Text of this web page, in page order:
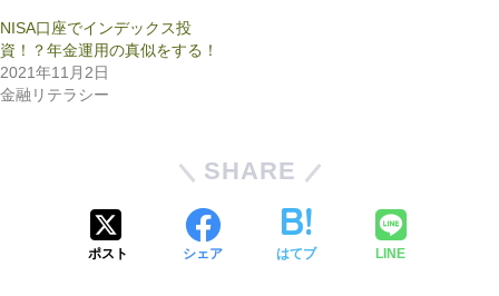
NISA口座でインデックス投
資！？年金運用の真似をする！
2021年11月2日
金融リテラシー
SHARE
ポスト シェア はてブ LINE